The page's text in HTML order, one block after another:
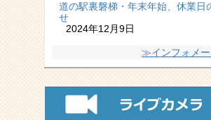
道の駅裏磐梯・年末年始、休業日
せ
2024年12月9日
≫インフォメ